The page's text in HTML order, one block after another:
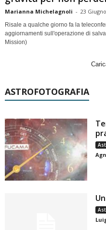
Marianna Michelagnoli - 23
Risale a qualche giorno fa la
aggiornamenti sull'operazione di
Mission)
ASTROFOTOGRAFIA